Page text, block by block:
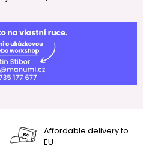
Affordable delivery to
EU